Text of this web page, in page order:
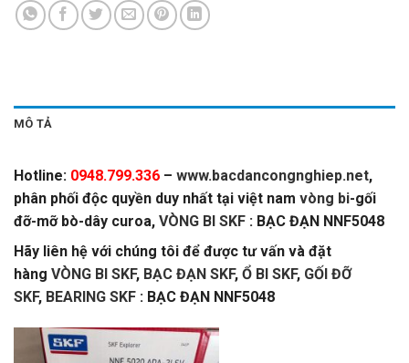
MÔ TẢ
Hotline: 0948.799.336 – www.bacdancongnghiep.net,
phân phối độc quyền duy nhất tại việt nam vòng bi-gối
đỡ-mỡ bò-dây curoa, VÒNG BI SKF : BẠC ĐẠN NNF5048
Hãy liên hệ với chúng tôi để được tư vấn và đặt
hàng VÒNG BI SKF, BẠC ĐẠN SKF, Ổ BI SKF, GỐI ĐỠ
SKF, BEARING SKF : BẠC ĐẠN NNF5048